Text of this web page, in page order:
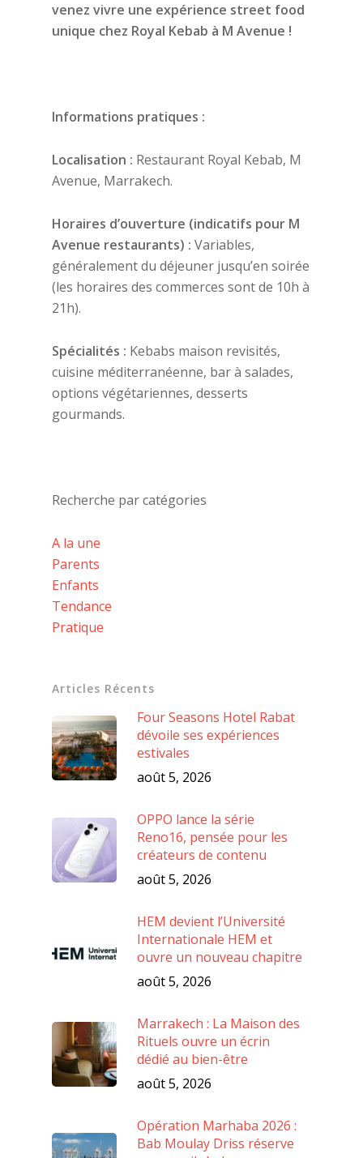
venez vivre une expérience street food
unique chez Royal Kebab à M Avenue !
Informations pratiques :
Localisation : Restaurant Royal Kebab, M
Avenue, Marrakech.
Horaires d’ouverture (indicatifs pour M
Avenue restaurants) : Variables,
généralement du déjeuner jusqu’en soirée
(les horaires des commerces sont de 10h à
21h).
Spécialités : Kebabs maison revisités,
cuisine méditerranéenne, bar à salades,
options végétariennes, desserts
gourmands.
Recherche par catégories
A la une
Parents
Enfants
Tendance
Pratique
Articles Récents
Four Seasons Hotel Rabat
dévoile ses expériences
estivales
août 5, 2026
OPPO lance la série
Reno16, pensée pour les
créateurs de contenu
août 5, 2026
HEM devient l’Université
Internationale HEM et
ouvre un nouveau chapitre
août 5, 2026
Marrakech : La Maison des
Rituels ouvre un écrin
dédié au bien-être
août 5, 2026
Opération Marhaba 2026 :
Bab Moulay Driss réserve